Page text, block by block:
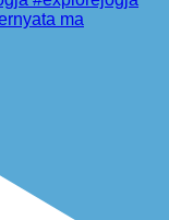
ma